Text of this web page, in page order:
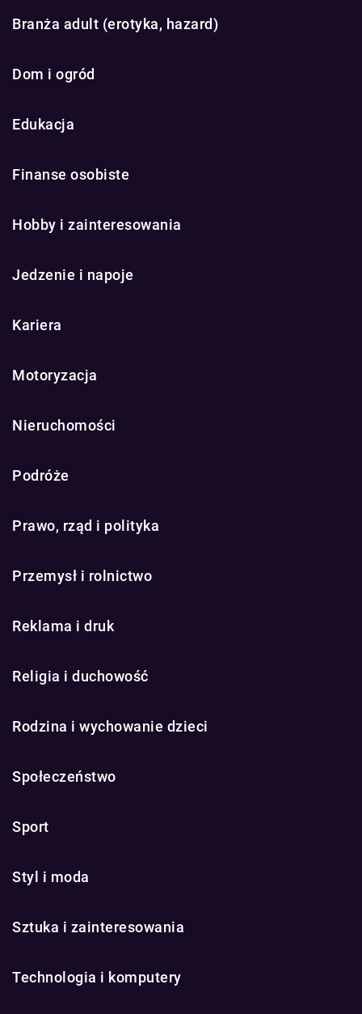
Branża adult (erotyka, hazard)
Dom i ogród
Edukacja
Finanse osobiste
Hobby i zainteresowania
Jedzenie i napoje
Kariera
Motoryzacja
Nieruchomości
Podróże
Prawo, rząd i polityka
Przemysł i rolnictwo
Reklama i druk
Religia i duchowość
Rodzina i wychowanie dzieci
Społeczeństwo
Sport
Styl i moda
Sztuka i zainteresowania
Technologia i komputery